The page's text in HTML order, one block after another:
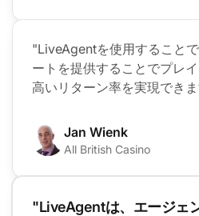
"LiveAgentを使用すること
ートを提供することでプレ
高いリターン率を実現でき
Jan Wienk
All British Casino
"LiveAgentは、エージェ